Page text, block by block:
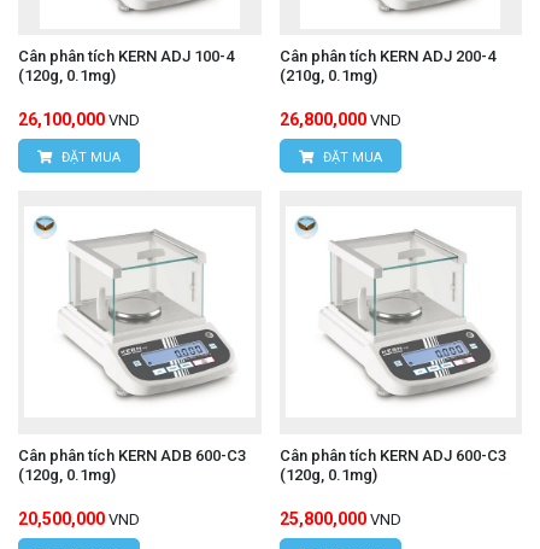
Cân phân tích KERN ADJ 100-4
(120g, 0.1mg)
26,100,000 VND
ĐẶT MUA
Cân phân tích KERN ADJ 200-4
(210g, 0.1mg)
26,800,000 VND
ĐẶT MUA
Cân phân tích KERN ADB 600-C3
(120g, 0.1mg)
20,500,000 VND
Cân phân tích KERN ADJ 600-C3
(120g, 0.1mg)
25,800,000 VND